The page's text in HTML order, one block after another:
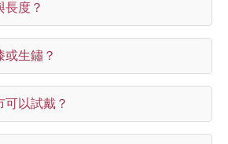
長度？
或生鏽？
可以試戴？